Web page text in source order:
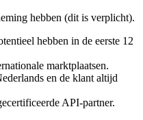
hebben (dit is verplicht).
hebben in de eerste 12
marktplaatsen.
en de klant altijd
API-partner.